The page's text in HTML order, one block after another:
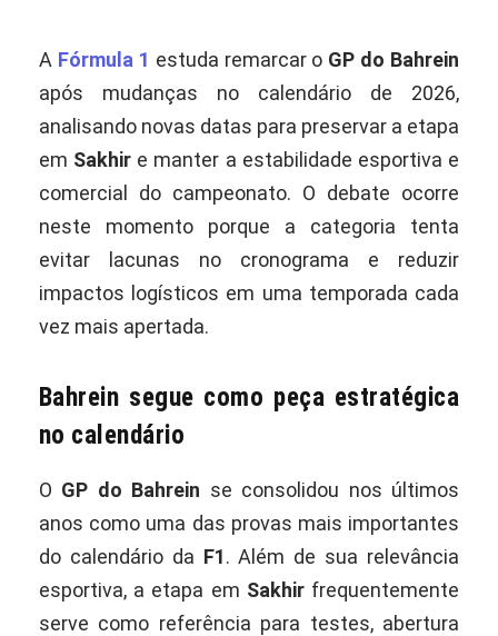
A Fórmula 1 estuda remarcar o GP do Bahrein
após mudanças no calendário de 2026,
analisando novas datas para preservar a etapa
em Sakhir e manter a estabilidade esportiva e
comercial do campeonato. O debate ocorre
neste momento porque a categoria tenta
evitar lacunas no cronograma e reduzir
impactos logísticos em uma temporada cada
vez mais apertada.
Bahrein segue como peça estratégica
no calendário
O GP do Bahrein se consolidou nos últimos
anos como uma das provas mais importantes
do calendário da F1. Além de sua relevância
esportiva, a etapa em Sakhirfrequentemente
serve como referência para testes, abertura